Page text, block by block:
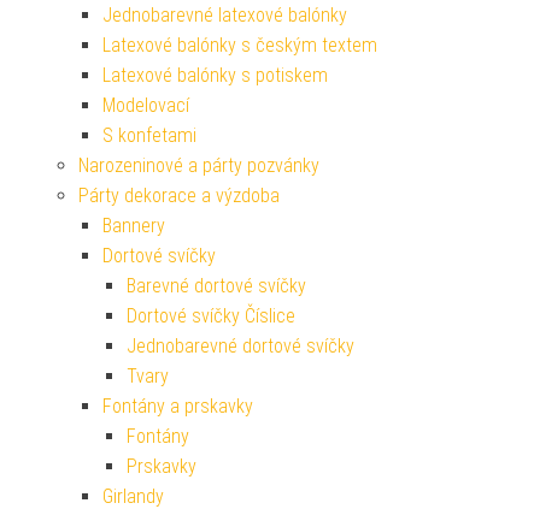
Jednobarevné latexové balónky
Latexové balónky s českým textem
Latexové balónky s potiskem
Modelovací
S konfetami
Narozeninové a párty pozvánky
Párty dekorace a výzdoba
Bannery
Dortové svíčky
Barevné dortové svíčky
Dortové svíčky Číslice
Jednobarevné dortové svíčky
Tvary
Fontány a prskavky
Fontány
Prskavky
Girlandy